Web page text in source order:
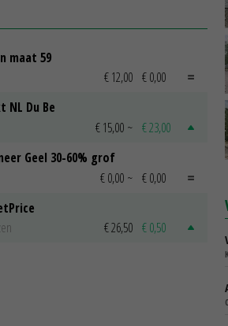
maat 59
€ 12,00 € 0,00
NL Du Be
€ 15,00 ~ € 23,00
Geel 30-60% grof
€ 0,00 ~ € 0,00
€ 26,50 € 0,50